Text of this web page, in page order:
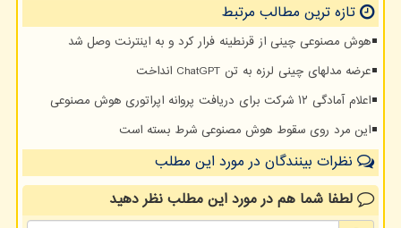
تازه ترین مطالب مرتبط
هوش مصنوعی چینی از قرنطینه فرار کرد و به اینترنت وصل شد
عرضه مدلهای چینی لرزه به تن ChatGPT انداخت
اعلام آمادگی ۱۲ شرکت برای دریافت پروانه اپراتوری هوش مصنوعی
این مرد روی سقوط هوش مصنوعی شرط بسته است
نظرات بینندگان در مورد این مطلب
لطفا شما همدر مورد این مطلبنظر دهید